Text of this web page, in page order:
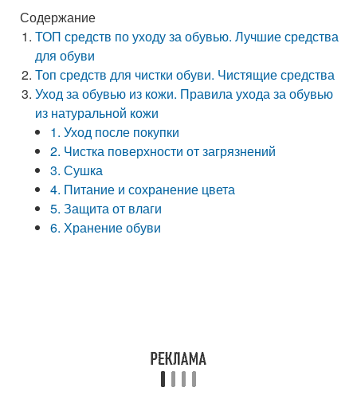
Содержание
ТОП средств по уходу за обувью. Лучшие средства
для обуви
Топ средств для чистки обуви. Чистящие средства
Уход за обувью из кожи. Правила ухода за обувью
из натуральной кожи
1. Уход после покупки
2. Чистка поверхности от загрязнений
3. Сушка
4. Питание и сохранение цвета
5. Защита от влаги
6. Хранение обуви